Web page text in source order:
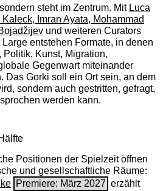
steht im Zentrum. Mit Luca
Imran Ayata, Mohammad
und weiteren Curators
entstehen Formate, in denen
Politik, Kunst, Migration,
Gegenwart miteinander
Das Gorki soll ein Ort sein, an dem
sondern auch gestritten, gefragt,
werden kann.
Positionen der Spielzeit öffnen
und gesellschaftliche Räume:
Premiere: März 2027 erzählt